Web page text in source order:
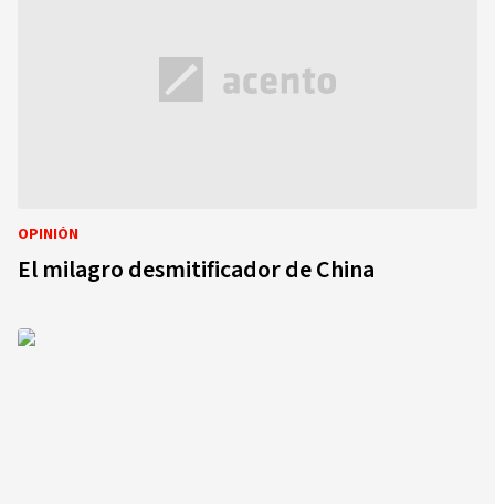
OPINIÓN
El milagro desmitificador de China